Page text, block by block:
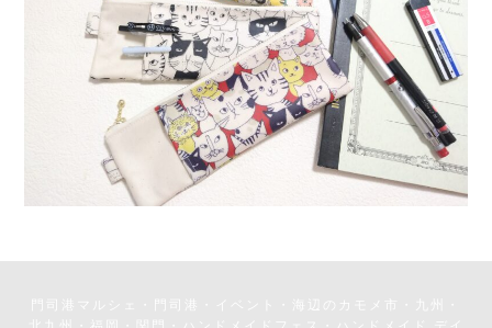
門司港マルシェ・門司港・イベント・海辺のカモメ市・九州・